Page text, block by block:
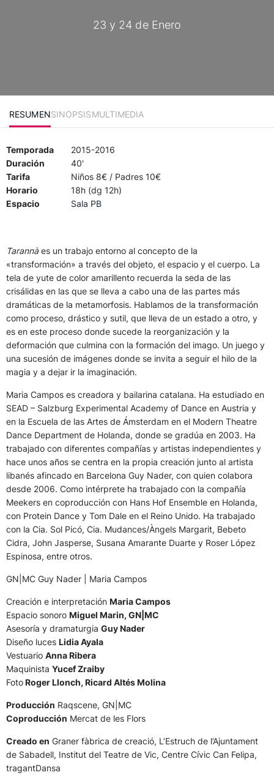
23 y 24 de Enero
RESUMENSINOPSISMULTIMEDIA
Temporada
2015-2016
Duración
40'
Tarifa
Niños 8€ / Padres 10€
Horario
18h (dg 12h)
Espacio
Sala PB
Tarannàes un trabajo entorno al concepto de la
«transformación» a través del objeto, el espacio y el cuerpo. La
tela de yute de color amarillento recuerda la seda de las
crisálidas en las que se lleva a cabo una de las partes más
dramáticas de la metamorfosis. Hablamos de la transformación
como proceso, drástico y sutil, que lleva de un estado a otro, y
es en este proceso donde sucede la reorganización y la
deformación que culmina con la formación del imago. Un juego y
una sucesión de imágenes donde se invita a seguir el hilo de la
magia y a dejar ir la imaginación.
Maria Campos es creadora y bailarina catalana. Ha estudiado en
SEAD – Salzburg Experimental Academy of Dance en Austria y
en la Escuela de las Artes de Ámsterdam en el Modern Theatre
Dance Department de Holanda, donde se gradúa en 2003. Ha
trabajado con diferentes compañías y artistas independientes y
hace unos años se centra en la propia creación junto al artista
libanés afincado en Barcelona Guy Nader, con quien colabora
desde 2006. Como intérprete ha trabajado con la compañía
Meekers en coproducción con Hans Hof Ensemble en Holanda,
con Protein Dance y Tom Dale en el Reino Unido. Ha trabajado
con la Cia. Sol Picó, Cia. Mudances/Àngels Margarit, Bebeto
Cidra, John Jasperse, Susana Amarante Duarte y Roser López
Espinosa, entre otros.
GN|MC Guy Nader | Maria Campos
Creación e interpretación Maria Campos
Espacio sonoro Miguel Marin, GN|MC
Asesoría y dramaturgia Guy Nader
Diseño luces Lidia Ayala
Vestuario Anna Ribera
Maquinista Yucef Zraiby
FotoRoger Llonch, Ricard Altés Molina
Producción Raqscene, GN|MC
Coproducción Mercat de les Flors
Creado en Graner fàbrica de creació, L’Estruch de l’Ajuntament
de Sabadell, Institut del Teatre de Vic, Centre Cívic Can Felipa,
tragantDansa